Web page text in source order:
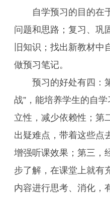
自学预习的目的在
问题和思路；复习、巩
旧知识；找出新教材
做预习笔记。
预习的好处有四：第
战”，能培养学生的自
立性，减少依赖性；第
出疑难点，带着这些点
增强听课效果；第三，
步了解，在课堂上就有
内容进行思考、消化，